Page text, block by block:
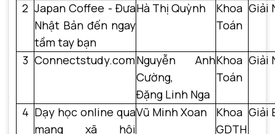
2 Japan Coffee - Đưa
Nhật Bản đến ngay
tầm tay bạn
Hà Thị Quỳnh
Khoa
Toán
Giải
3 Connectstudy.comNguyễn Anh
Cường,
Đặng Linh Nga
Khoa
Toán
Giải
4 Dạy học online qua
mạng xã hội
Vũ Minh Xoan
Khoa
GDTH
Giải